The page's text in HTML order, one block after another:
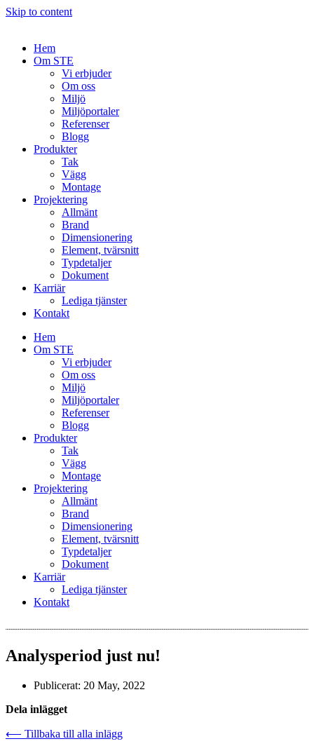
Skip to content
Hem
Om STE
Vi erbjuder
Om oss
Miljö
Miljöportaler
Referenser
Blogg
Produkter
Tak
Vägg
Montage
Projektering
Allmänt
Brand
Dimensionering
Element, tvärsnitt
Typdetaljer
Dokument
Karriär
Lediga tjänster
Kontakt
Hem
Om STE
Vi erbjuder
Om oss
Miljö
Miljöportaler
Referenser
Blogg
Produkter
Tak
Vägg
Montage
Projektering
Allmänt
Brand
Dimensionering
Element, tvärsnitt
Typdetaljer
Dokument
Karriär
Lediga tjänster
Kontakt
Analysperiod just nu!
Publicerat: 20 May, 2022
Dela inlägget
⟵ Tillbaka till alla inlägg